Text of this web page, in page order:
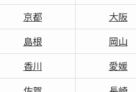
京都 大阪
島根 岡山
香川 愛媛